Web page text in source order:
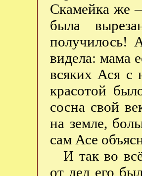
Скамейка же
была
получилось!
видела: мама
всяких Ася с
красотой
сосна свой
на земле,
сам Асе
И так во
от дел его